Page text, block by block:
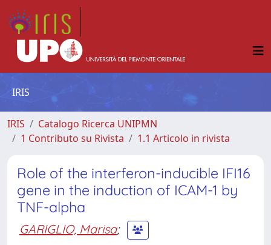
IRIS
IRIS
Catalogo Ricerca UNIPMN
1 Contributo su Rivista
1.1 Articolo in rivista
Role of the interferon-inducible IFI16
gene in the induction of ICAM-1 by
TNF-alpha
GARIGLIO, Marisa;